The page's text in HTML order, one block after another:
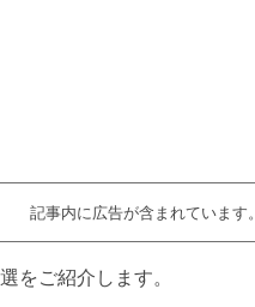
記事内に広告が含まれています。
をご紹介します。